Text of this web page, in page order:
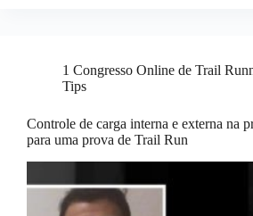
1 Congresso Online de Trail
Tips
Controle de carga interna e externa na
para uma prova de Trail Run